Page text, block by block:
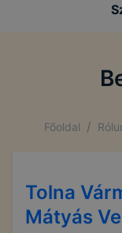
Főoldal /
Tolna
Mátyás